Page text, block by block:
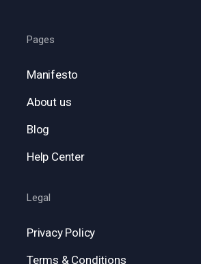
Pages
Manifesto
About us
Blog
Help Center
Legal
Privacy Policy
Terms & Conditions